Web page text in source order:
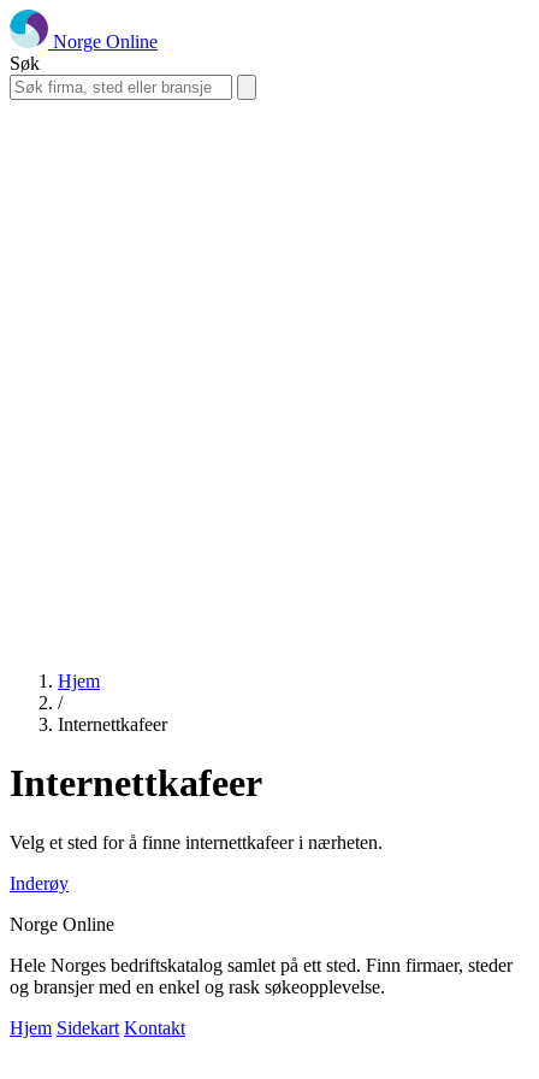
Norge Online
Søk
Hjem
/
Internettkafeer
Internettkafeer
Velg et sted for å finne internettkafeer i nærheten.
Inderøy
Norge Online
Hele Norges bedriftskatalog samlet på ett sted. Finn firmaer, steder
og bransjer med en enkel og rask søkeopplevelse.
Hjem Sidekart Kontakt